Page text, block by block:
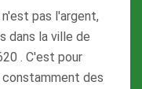
pas l'argent,
dans la ville de
. C'est pour
des